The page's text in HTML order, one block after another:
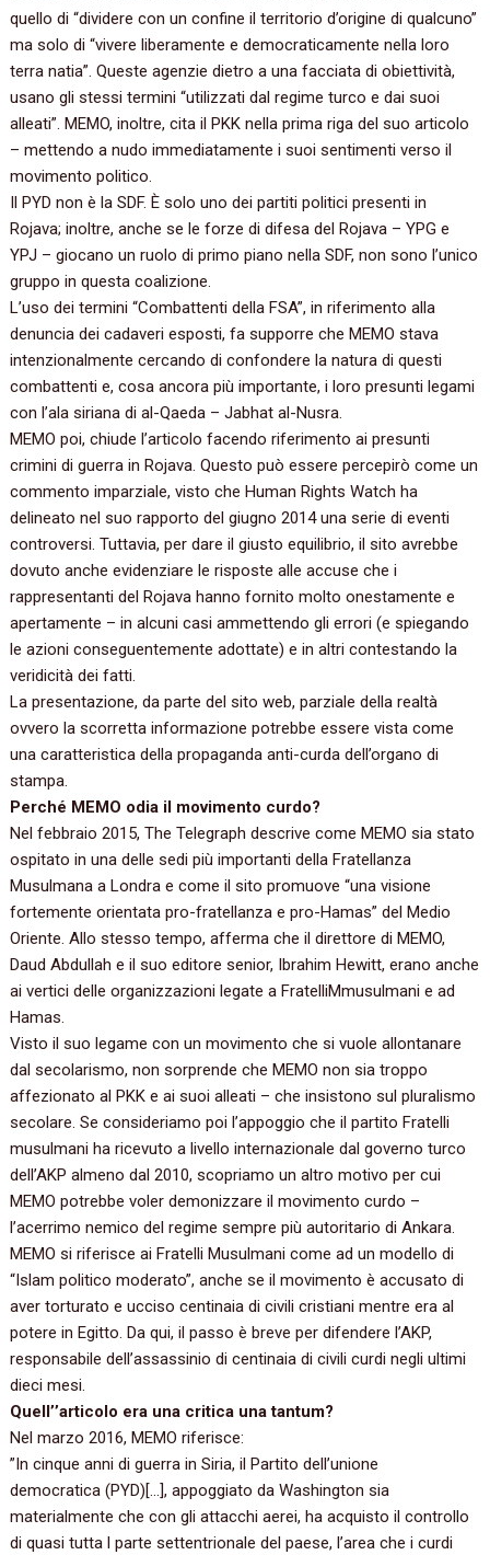
quello di‭ “‬dividere con un confine il territorio d’origine di qualcuno‭”
‬ma solo di‭ “‬vivere liberamente e democraticamente nella loro
terra natia‭”‬.‭ ‬Queste agenzie dietro a una facciata di obiettività,‭
‬usano gli stessi termini‭ “‬utilizzati dal regime turco e dai suoi
alleati‭”‬.‭ ‬MEMO,‭ ‬inoltre,‭ ‬cita il PKK nella prima riga del suo articolo‭
– ‬mettendo a nudo immediatamente i suoi sentimenti verso il
movimento politico.
Il PYD non è la SDF.‭ ‬È solo uno dei partiti politici presenti in
Rojava‭; ‬inoltre,‭ ‬anche se le forze di difesa del Rojava‭ – ‬YPG e
YPJ‭ – ‬giocano un ruolo di primo piano nella SDF,‭ ‬non sono l’unico
gruppo in questa coalizione.
L’uso dei termini ‭“‬Combattenti della FSA‭”‬,‭ ‬in riferimento alla
denuncia dei cadaveri esposti,‭ ‬fa supporre che MEMO stava
intenzionalmente cercando di confondere la natura di questi
combattenti e,‭ ‬cosa ancora più importante,‭ ‬i loro presunti legami
con l’ala siriana di al-Qaeda‭ – ‬Jabhat al-Nusra.
MEMO poi,‭ ‬chiude l’articolo facendo riferimento ai presunti
crimini di guerra in Rojava.‭ ‬Questo può essere percepirò come un
commento imparziale,‭ ‬visto che Human Rights Watch ha
delineato nel suo rapporto del giugno‭ ‬2014‭ ‬una serie di eventi
controversi.‭ ‬Tuttavia,‭ ‬per dare il giusto equilibrio,‭ ‬il sito avrebbe
dovuto anche evidenziare le risposte alle accuse che i
rappresentanti del Rojava‭ ‬hanno fornito molto onestamente e
apertamente‭ – ‬in alcuni casi ammettendo gli errori‭ (‬e spiegando
le azioni conseguentemente adottate‭) ‬e in altri contestando la
veridicità dei fatti.
La presentazione,‭ ‬da parte del sito web,‭ ‬parziale della realtà
ovvero la scorretta informazione potrebbe essere vista come
una caratteristica della propaganda anti-curda dell’organo di
stampa.
Perché MEMO odia il movimento curdo‭?
Nel febbraio‭ ‬2015,‭ ‬The Telegraph descrive come MEMO sia stato
ospitato in una delle sedi più importanti della Fratellanza
Musulmana a Londra e come il sito promuove‭ “‬una visione
fortemente orientata pro-fratellanza e pro-Hamas‭” ‬del Medio
Oriente.‭ ‬Allo stesso tempo,‭ ‬afferma che il direttore di MEMO,‭
‬Daud Abdullah e il suo editore senior,‭ ‬Ibrahim Hewitt,‭ ‬erano anche
ai vertici delle organizzazioni legate a FratelliMmusulmani e ad
Hamas.
Visto il suo legame con un movimento che si vuole allontanare
dal secolarismo,‭ ‬non sorprende che MEMO non sia troppo
affezionato al PKK e ai suoi alleati‭ – ‬che insistono sul pluralismo
secolare.‭ ‬Se consideriamo poi l’appoggio che il partito Fratelli
musulmani ha ricevuto a livello internazionale dal governo turco
dell’AKP almeno dal‭ ‬2010,‭ ‬scopriamo un altro motivo per cui
MEMO potrebbe voler demonizzare il movimento curdo‭ –
‬l’acerrimo nemico del regime sempre più autoritario di Ankara.
MEMO si riferisce ai Fratelli Musulmani come ad un modello di‭
“‬Islam politico moderato‭”‬,‭ ‬anche se il movimento è accusato di
aver torturato e ucciso centinaia di civili cristiani mentre era al
potere in Egitto.‭ ‬Da qui,‭ ‬il passo è breve per difendere l’AKP,‭
‬responsabile dell’assassinio di centinaia di civili curdi negli ultimi
dieci mesi.
Quell‭’’‬articolo era una critica una tantum‭?
Nel marzo‭ ‬2016,‭ ‬MEMO riferisce:
‭”‬In cinque anni di guerra in Siria,‭ ‬il Partito dell’unione
democratica ‭(‬PYD‭)[‬…‭]‬,‭ ‬appoggiato da Washington sia
materialmente che con gli attacchi aerei,‭ ‬ha acquisto il controllo
di quasi tutta l parte settentrionale del paese,‭ ‬l’area che i curdi